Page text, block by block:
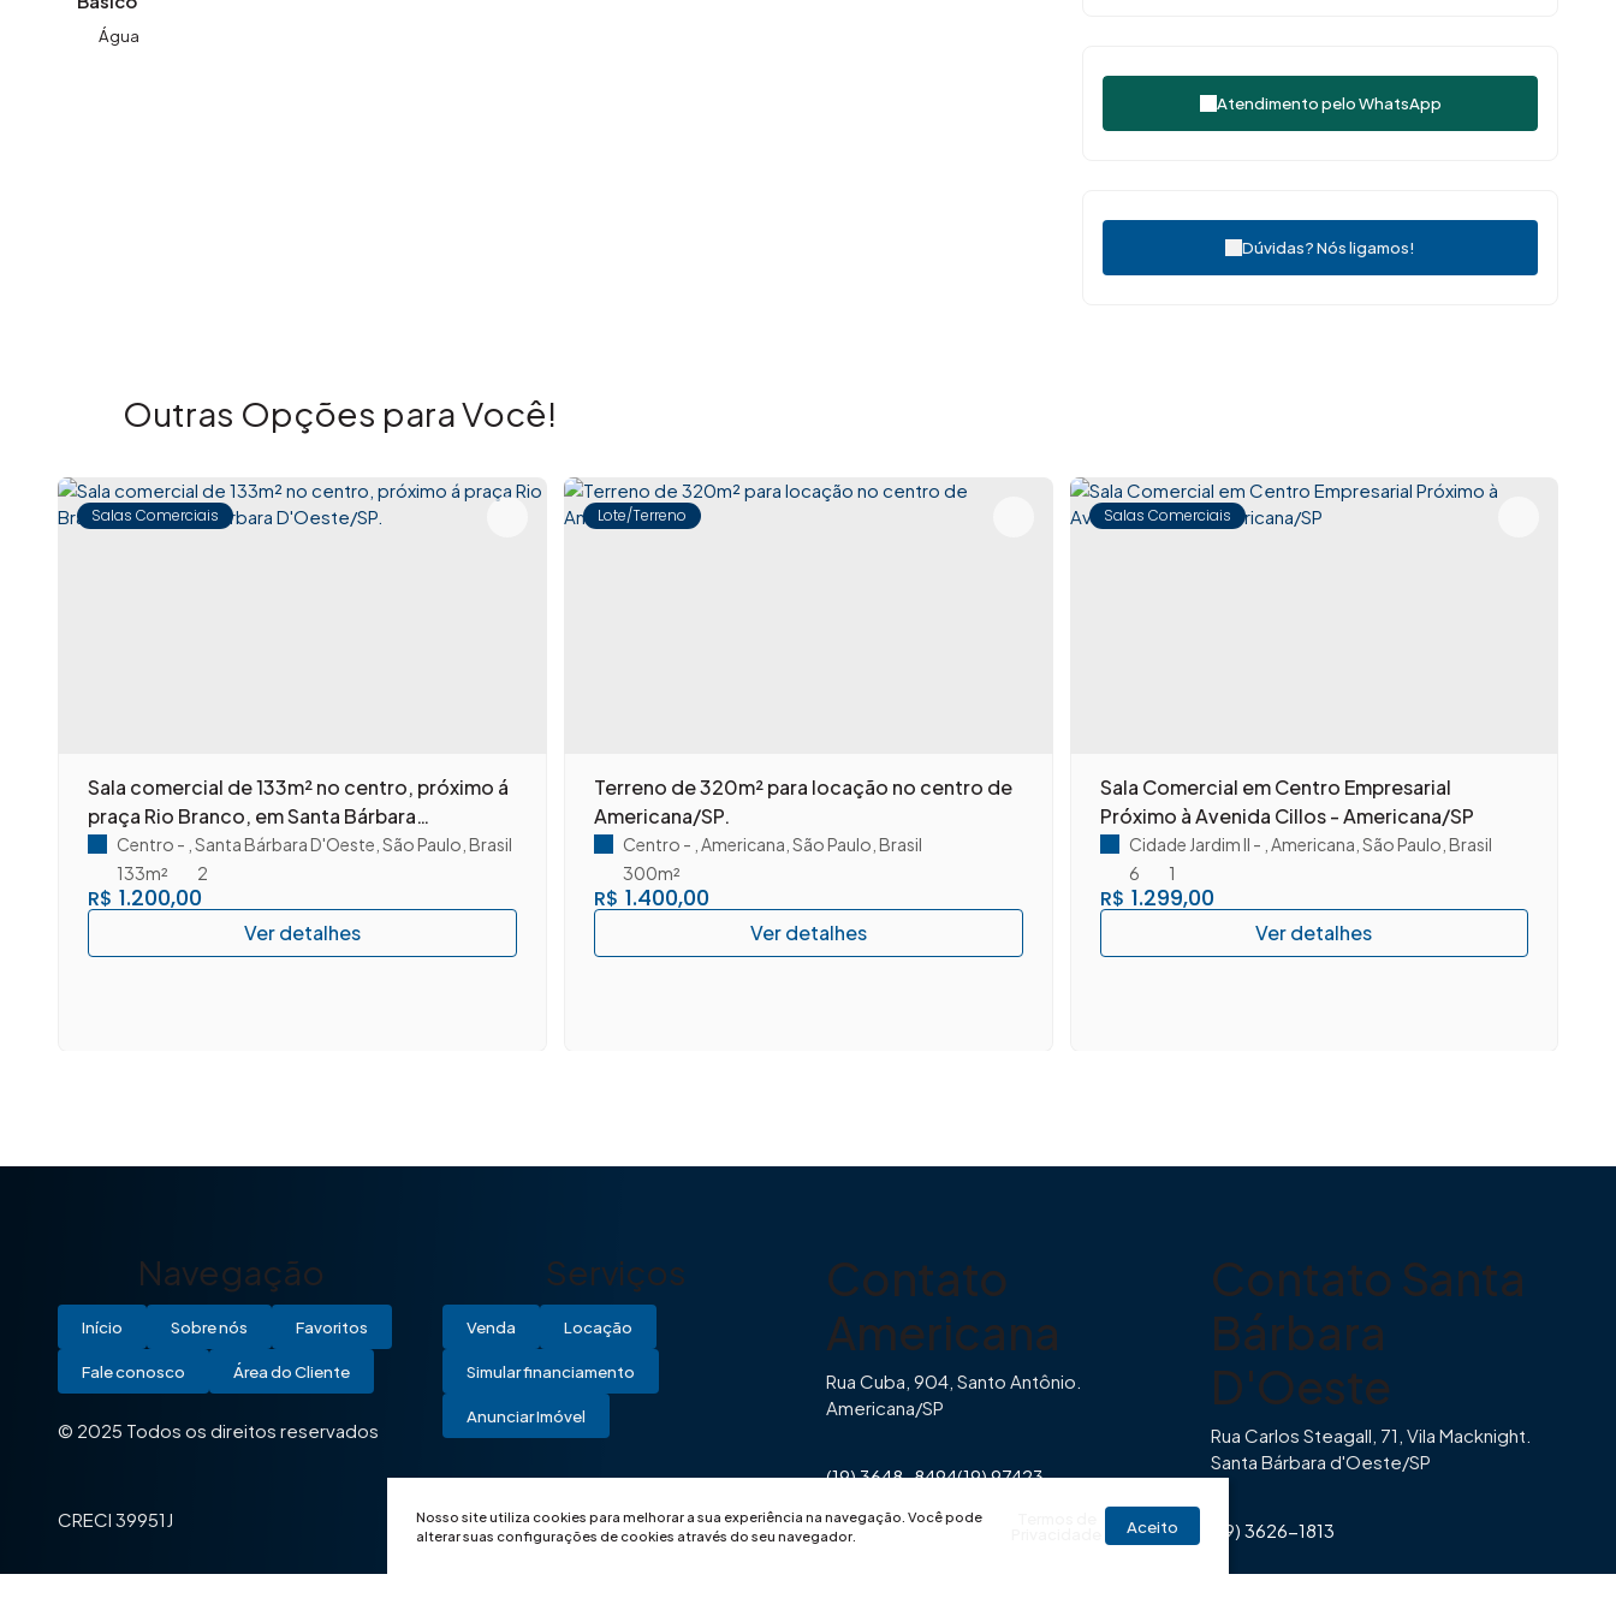
Nosso site utiliza cookies para melhorar a sua experiência na navegação. Você pode
alterar suas configurações de cookies através do seu navegador.
Aceito
✨ Sobre a Imovibe Imóveis
Água
Atendimento peloWhatsApp
Dúvidas? Nós ligamos!
Outras Opções para Você!
Salas Comerciais
Sala comercial de 133m² no centro, próximo á
praça Rio Branco, em Santa Bárbara
D'Oeste/SP.
R$ 1.200,00
Centro ,Santa Bárbara D'Oeste ,São Paulo ,Brasil
2
133m²
Lote/Terreno
Terreno de 320m² para locação no centro de
Americana/SP.
R$ 1.400,00
Centro Americana São Paulo Brasil
300m²
Salas Comerciais
Sala Comercial em Centro Empresarial
Próximo à Avenida Cillos - Americana/SP
R$ 1.299,00
Cidade Jardim II Americana São Paulo Brasil
6
1
Navegação
Início Sobre nós Favoritos
Fale conosco Área do Cliente
© 2025 Todos os direitos reservados
CRECI 39951J
Serviços
Venda Locação
Simular financiamento
Anunciar Imóvel
Contato
Americana
Rua Cuba, 904, Santo Antônio.
Americana/SP
(19) 3648-8494(19) 97423-
Contato Santa
Bárbara
D'Oeste
Rua Carlos Steagall, 71, Vila Macknight.
Santa Bárbara d'Oeste/SP
(19) 3626-1813